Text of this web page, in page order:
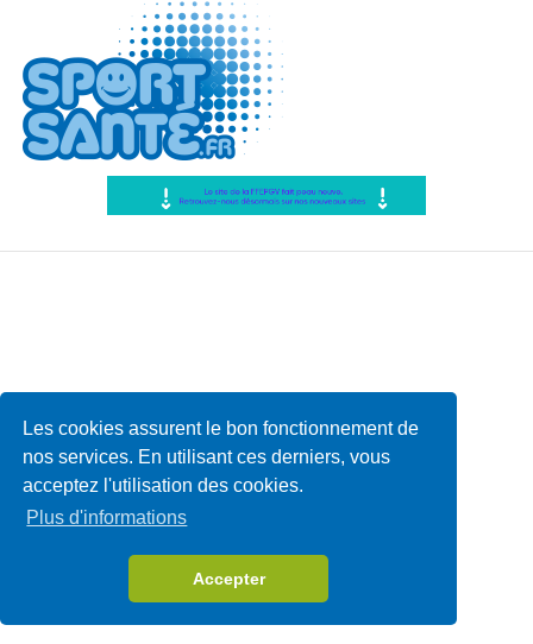
Les cookies assurent le bon fonctionnement de
nos services. En utilisant ces derniers, vous
acceptez l'utilisation des cookies.
Plus d'informations
Accepter